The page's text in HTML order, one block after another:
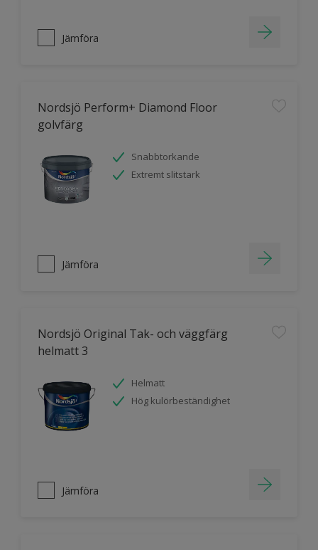
Jämföra
Nordsjö Perform+ Diamond Floor
golvfärg
Snabbtorkande
Extremt slitstark
Jämföra
Nordsjö Original Tak- och väggfärg
helmatt 3
Helmatt
Hög kulörbeständighet
Jämföra